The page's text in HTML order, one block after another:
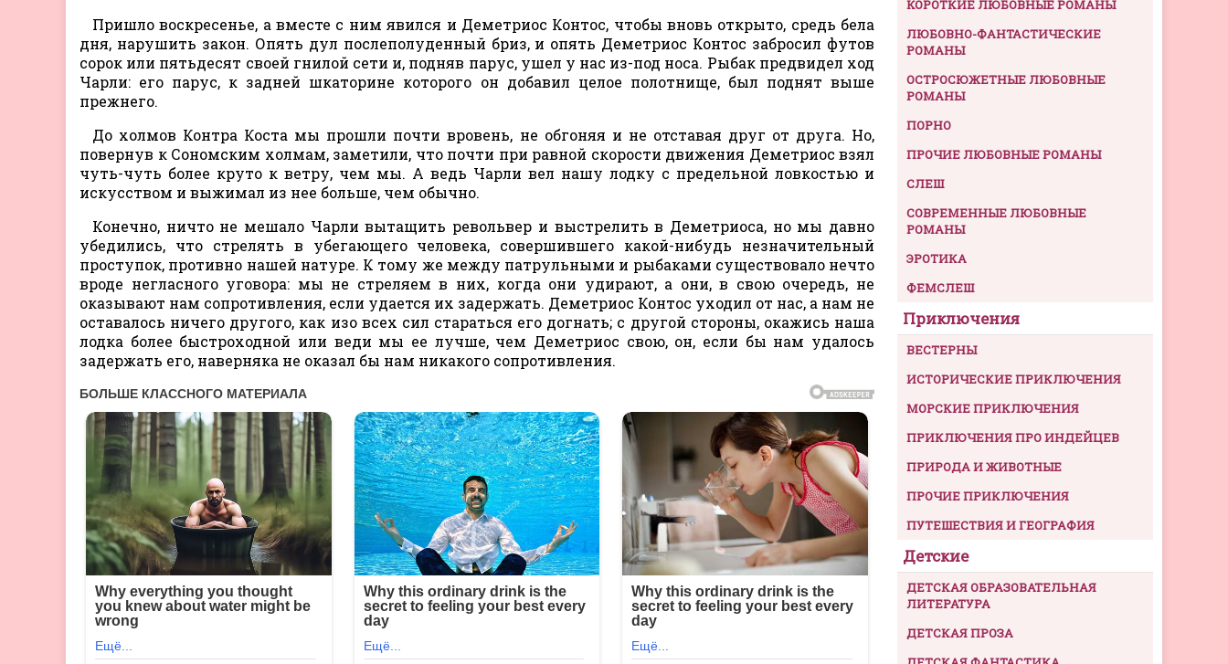
Пришло воскресенье, а вместе с ним явился и Деметриос Контос, чтобы вновь открыто, средь бела
дня, нарушить закон. Опять дул послеполуденный бриз, и опять Деметриос Контос забросил футов
сорок или пятьдесят своей гнилой сети и, подняв парус, ушел у нас из-под носа. Рыбак предвидел ход
Чарли: его парус, к задней шкаторине которого он добавил целое полотнище, был поднят выше
прежнего.
До холмов Контра Коста мы прошли почти вровень, не обгоняя и не отставая друг от друга. Но,
повернув к Сономским холмам, заметили, что почти при равной скорости движения Деметриос взял
чуть-чуть более круто к ветру, чем мы. А ведь Чарли вел нашу лодку с предельной ловкостью и
искусством и выжимал из нее больше, чем обычно.
Конечно, ничто не мешало Чарли вытащить револьвер и выстрелить в Деметриоса, но мы давно
убедились, что стрелять в убегающего человека, совершившего какой-нибудь незначительный
проступок, противно нашей натуре. К тому же между патрульными и рыбаками существовало нечто
вроде негласного уговора: мы не стреляем в них, когда они удирают, а они, в свою очередь, не
оказывают нам сопротивления, если удается их задержать. Деметриос Контос уходил от нас, а нам не
оставалось ничего другого, как изо всех сил стараться его догнать; с другой стороны, окажись наша
лодка более быстроходной или веди мы ее лучше, чем Деметриос свою, он, если бы нам удалось
задержать его, наверняка не оказал бы нам никакого сопротивления.
КОРОТКИЕ ЛЮБОВНЫЕ РОМАНЫ
ЛЮБОВНО-ФАНТАСТИЧЕСКИЕ
РОМАНЫ
ОСТРОСЮЖЕТНЫЕ ЛЮБОВНЫЕ
РОМАНЫ
ПОРНО
ПРОЧИЕ ЛЮБОВНЫЕ РОМАНЫ
СЛЕШ
СОВРЕМЕННЫЕ ЛЮБОВНЫЕ
РОМАНЫ
ЭРОТИКА
ФЕМСЛЕШ
Приключения
ВЕСТЕРНЫ
ИСТОРИЧЕСКИЕ ПРИКЛЮЧЕНИЯ
МОРСКИЕ ПРИКЛЮЧЕНИЯ
ПРИКЛЮЧЕНИЯ ПРО ИНДЕЙЦЕВ
ПРИРОДА И ЖИВОТНЫЕ
ПРОЧИЕ ПРИКЛЮЧЕНИЯ
ПУТЕШЕСТВИЯ И ГЕОГРАФИЯ
Детские
ДЕТСКАЯ ОБРАЗОВАТЕЛЬНАЯ
ЛИТЕРАТУРА
ДЕТСКАЯ ПРОЗА